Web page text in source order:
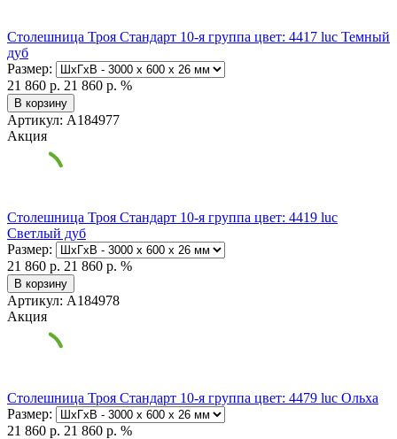
Столешница Троя Стандарт 10-я группа цвет: 4417 luc Темный
дуб
Размер:
21 860 р. 21 860 р. %
В корзину
Артикул: А184977
Акция
Столешница Троя Стандарт 10-я группа цвет: 4419 luc
Светлый дуб
Размер:
21 860 р. 21 860 р. %
В корзину
Артикул: А184978
Акция
Столешница Троя Стандарт 10-я группа цвет: 4479 luc Ольха
Размер:
21 860 р. 21 860 р. %